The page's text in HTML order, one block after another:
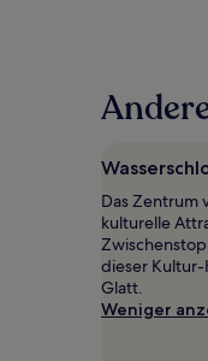
den
letzten
für
Aufenthalt
mit
1
von
2
gefunden
Das Zentrum
kulturelle
dieser Kultur-
Glatt.
Weniger